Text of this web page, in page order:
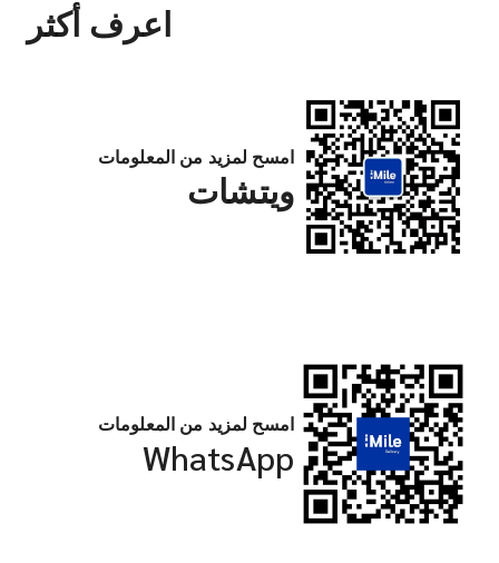
اعرف أكثر
امسح لمزيد من المعلومات
ويتشات
امسح لمزيد من المعلومات
WhatsApp